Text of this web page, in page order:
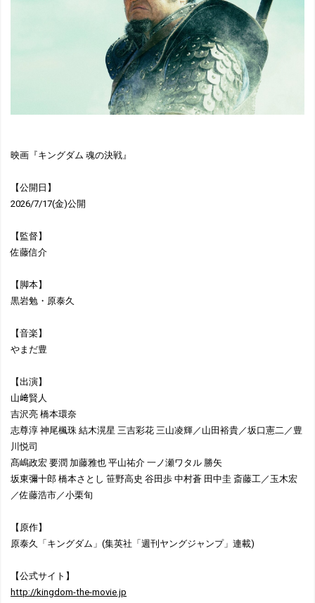
映画『キングダム 魂の決戦』
【公開日】
2026/7/17(金)公開
【監督】
佐藤信介
【脚本】
黒岩勉・原泰久
【音楽】
やまだ豊
【出演】
山﨑賢人
吉沢亮 橋本環奈
志尊淳 神尾楓珠 結木滉星 三吉彩花 三山凌輝／山田裕貴／坂口憲二／豊
川悦司
髙嶋政宏 要潤 加藤雅也 平山祐介 一ノ瀬ワタル 勝矢
坂東彌十郎 橋本さとし 笹野高史 谷田歩 中村蒼 田中圭 斎藤工／玉木宏
／佐藤浩市／小栗旬
【原作】
原泰久「キングダム」(集英社「週刊ヤングジャンプ」連載)
【公式サイト】
http://kingdom-the-movie.jp